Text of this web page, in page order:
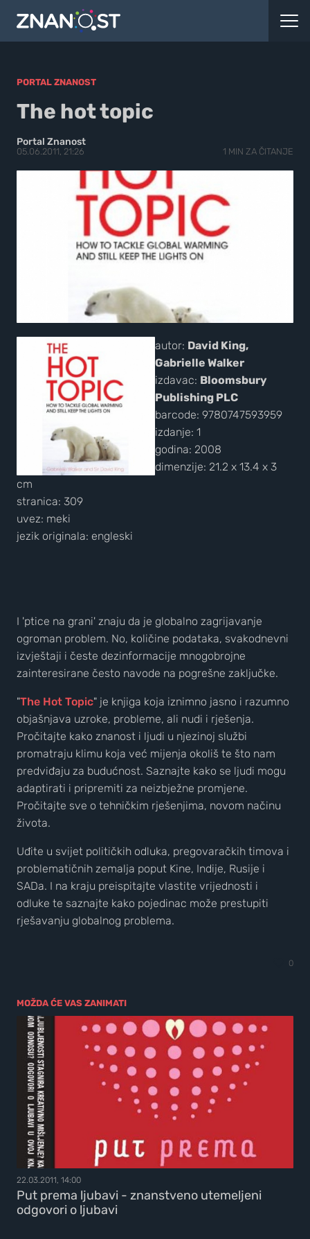
PORTAL ZNANOST
The hot topic
Portal Znanost
05.06.2011, 21:26 1 MIN ZA ČITANJE
autor: David King,
Gabrielle Walker
izdavac: Bloomsbury
Publishing PLC
barcode: 9780747593959
izdanje: 1
godina: 2008
dimenzije: 21.2 x 13.4 x 3
cm
stranica: 309
uvez: meki
jezik originala: engleski
I 'ptice na grani' znaju da je globalno zagrijavanje
ogroman problem. No, količine podataka, svakodnevni
izvještaji i česte dezinformacije mnogobrojne
zainteresirane često navode na pogrešne zaključke.
"The Hot Topic" je knjiga koja iznimno jasno i razumno
objašnjava uzroke, probleme, ali nudi i rješenja.
Pročitajte kako znanost i ljudi u njezinoj službi
promatraju klimu koja već mijenja okoliš te što nam
predviđaju za budućnost. Saznajte kako se ljudi mogu
adaptirati i pripremiti za neizbježne promjene.
Pročitajte sve o tehničkim rješenjima, novom načinu
života.
Uđite u svijet političkih odluka, pregovaračkih timova i
problematičnih zemalja poput Kine, Indije, Rusije i
SADa. I na kraju preispitajte vlastite vrijednosti i
odluke te saznajte kako pojedinac može prestupiti
rješavanju globalnog problema.
0
MOŽDA ĆE VAS ZANIMATI
22.03.2011, 14:00
Put prema ljubavi - znanstveno utemeljeni
odgovori o ljubavi